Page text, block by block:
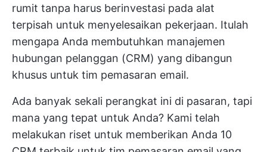
rumit tanpa harus berinvestasi pada alat
terpisah untuk menyelesaikan pekerjaan. Itulah
mengapa Anda membutuhkan manajemen
hubungan pelanggan (CRM) yang dibangun
khusus untuk tim pemasaran email.
Ada banyak sekali perangkat ini di pasaran, tapi
mana yang tepat untuk Anda? Kami telah
melakukan riset untuk memberikan Anda 10